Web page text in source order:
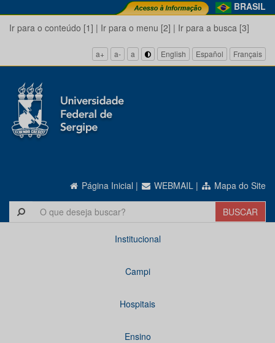
BRASIL
Ir para o conteúdo [1] | Ir para o menu [2] | Ir para a busca [3]
a+ a- a English Español Français
Página Inicial | WEBMAIL | Mapa do Site
Institucional
Campi
Hospitais
Ensino